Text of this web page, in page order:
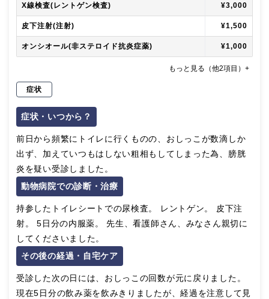
X線検査(レントゲン検査) ¥3,000
皮下注射(注射) ¥1,500
オンシオール(非ステロイド抗炎症薬) ¥1,000
もっと見る（他2項目）+
症状
症状・いつから？
前日から頻繁にトイレに行くものの、おしっこが数滴しか
出ず、加えていつもはしない粗相もしてしまった為、膀胱
炎を疑い受診しました。
動物病院での診断・治療
持参したトイレシートでの尿検査。 レントゲン。 皮下注
射。 5日分の内服薬。 先生、看護師さん、みなさん親切に
してくださいました。
その後の経過・自宅ケア
受診した次の日には、おしっこの回数が元に戻りました。
現在5日分の飲み薬を飲みきりましたが、経過を注意して見